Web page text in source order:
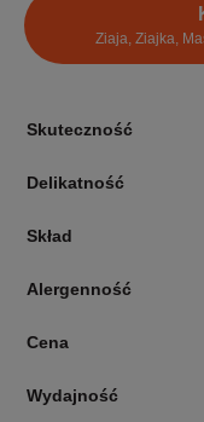
Ziaja, Ziajka,
Skuteczność
Delikatność
Skład
Alergenność
Cena
Wydajność